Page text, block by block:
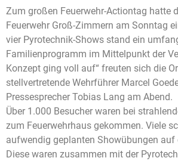
Zum großen Feuerwehr-Actiontag hatte
Feuerwehr Groß-Zimmern am Sonntag
vier Pyrotechnik-Shows stand ein
Familienprogramm im Mittelpunkt der
Konzept ging voll auf“ freuten sich die
stellvertretende Wehrführer Marcel
Pressesprecher Tobias Lang am Abend.
Über 1.000 Besucher waren bei
zum Feuerwehrhaus gekommen. Viele
aufwendig geplanten Showübungen auf
Diese waren zusammen mit der